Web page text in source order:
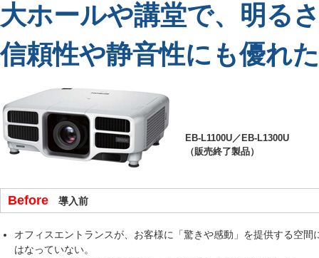
大ホールや講堂で、明る
信頼性や静音性にも優れ
EB-L1100U／EB-L1300U
（販売終了製品）
Before 導入前
オフィスエントランスが、お客様に「驚きや感動」を提供する空間
はなっていない。